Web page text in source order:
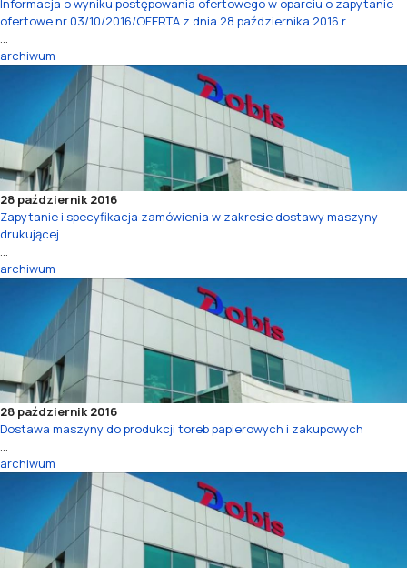
Informacja o wyniku postępowania ofertowego w oparciu o zapytanie
ofertowe nr 03/10/2016/OFERTA z dnia 28 października 2016 r.
...
archiwum
28 październik 2016
Zapytanie i specyfikacja zamówienia w zakresie dostawy maszyny
drukującej
archiwum
28 październik 2016
Dostawa maszyny do produkcji toreb papierowych i zakupowych
...
archiwum